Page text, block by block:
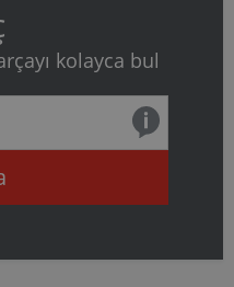
kolayca bul